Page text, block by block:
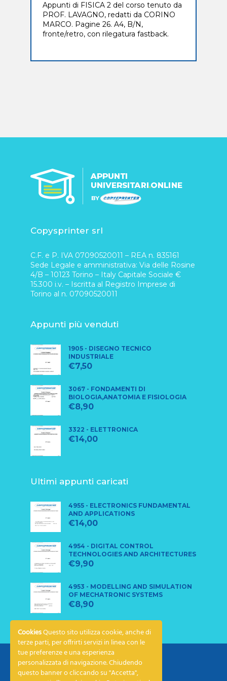
Appunti di FISICA 2 del corso tenuto da
PROF. LAVAGNO, redatti da CORINO
MARCO. Pagine 26. A4, B/N,
fronte/retro, con rilegatura fastback.
Copysprinter srl
C.F. e P. IVA 07090520011 – REA n. 835161
Sede Legale e amministrativa: Via delle Rosine
4/B – 10123 Torino – Italy Capitale Sociale €
15.300 i.v. – Iscritta al Registro Imprese di
Torino al n. 07090520011
Appunti più venduti
1905 - DISEGNO TECNICO
INDUSTRIALE
€7,50
3067 - FONDAMENTI DI
BIOLOGIA,ANATOMIA E FISIOLOGIA
€8,90
3322 - ELETTRONICA
€14,00
Ultimi appunti caricati
4955 - ELECTRONICS FUNDAMENTAL
AND APPLICATIONS
€14,00
4954 - DIGITAL CONTROL
TECHNOLOGIES AND ARCHITECTURES
€9,90
4953 - MODELLING AND SIMULATION
OF MECHATRONIC SYSTEMS
€8,90
CookiesQuesto sito utilizza cookie, anche di
terze parti, per offrirti servizi in linea con le
tue preferenze e una esperienza
personalizzata di navigazione. Chiudendo
questo banner o cliccando su "Accetta",